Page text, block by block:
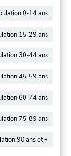
0-14 ans
15-29 ans
30-44 ans
45-59 ans
60-74 ans
75-89 ans
90 ans et +